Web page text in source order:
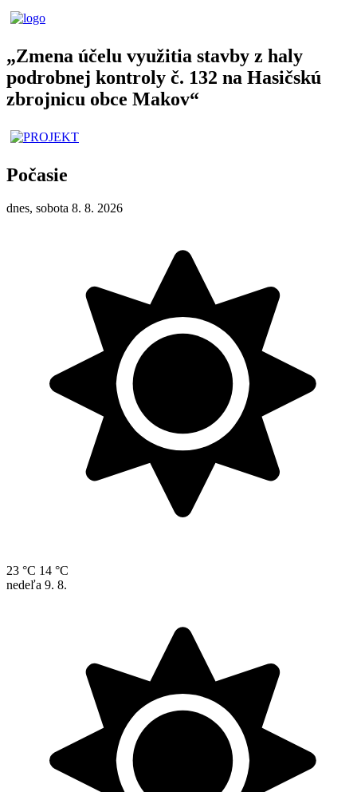
„Zmena účelu využitia stavby z haly
podrobnej kontroly č. 132 na Hasičskú
zbrojnicu obce Makov“
Počasie
dnes, sobota 8. 8. 2026
23 °C 14 °C
nedeľa 9. 8.